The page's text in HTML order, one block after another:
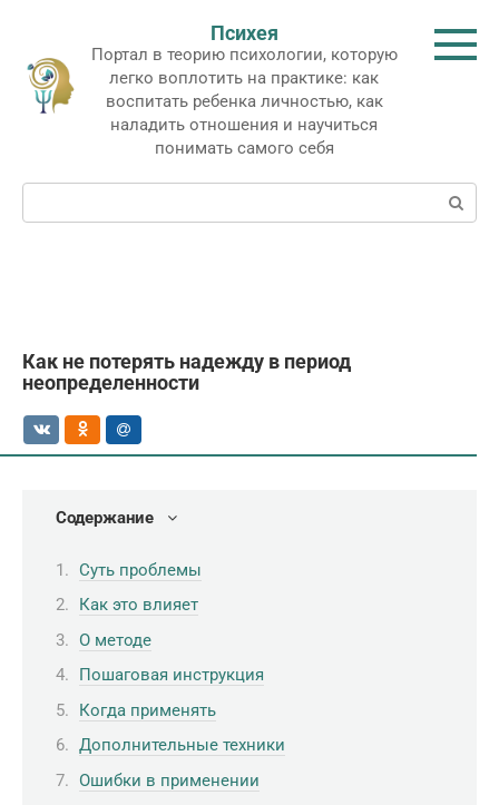
контенту
Психея
Портал в теорию психологии, которую
легко воплотить на практике: как
воспитать ребенка личностью, как
наладить отношения и научиться
понимать самого себя
Поиск:
Как не потерять надежду в период
неопределенности
Содержание
Суть проблемы
Как это влияет
О методе
Пошаговая инструкция
Когда применять
Дополнительные техники
Ошибки в применении